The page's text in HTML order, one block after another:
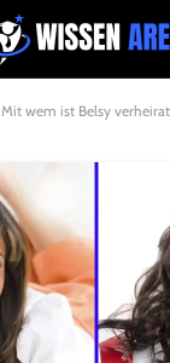
Mit wem ist Belsy verheiratet? – Die wahre